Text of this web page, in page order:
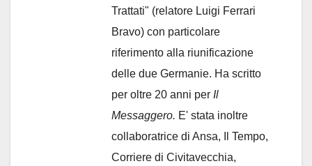
Trattati" (relatore Luigi Ferrari
Bravo) con particolare
riferimento alla riunificazione
delle due Germanie. Ha scritto
per oltre 20 anni per Il
Messaggero. E' stata inoltre
collaboratrice di Ansa, Il Tempo,
Corriere di Civitavecchia,